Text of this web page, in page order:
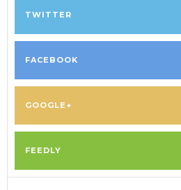
TWITTER
FACEBOOK
GOOGLE+
FEEDLY